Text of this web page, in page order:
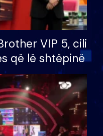
VIP 5, cili
që lë shtëpinë